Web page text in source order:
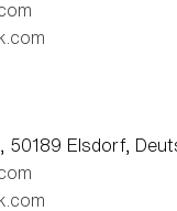
50189 Elsdorf,